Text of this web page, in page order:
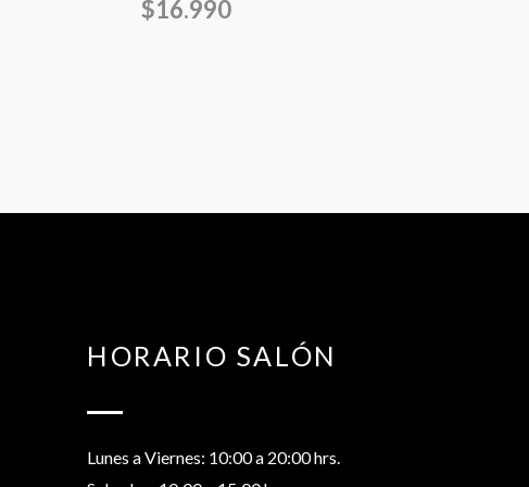
$16.990
HORARIO SALÓN
Lunes a Viernes: 10:00 a 20:00 hrs.